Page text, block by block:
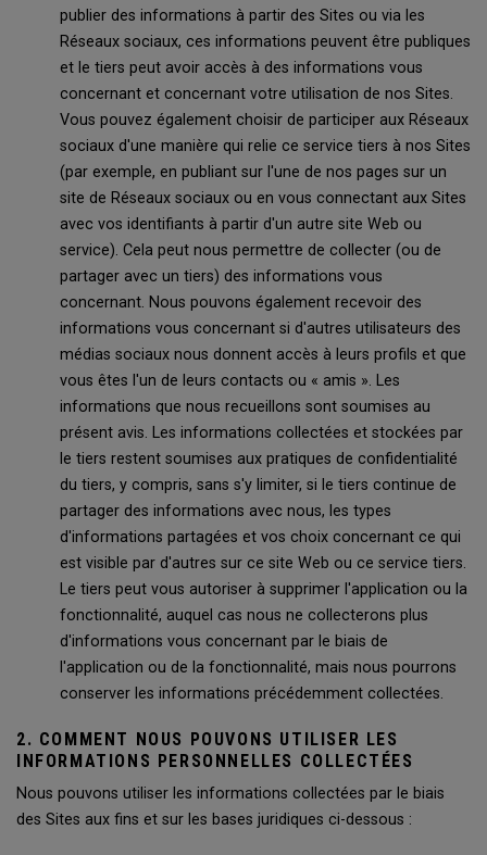
publier des informations à partir des Sites ou via les
Réseaux sociaux, ces informations peuvent être publiques
et le tiers peut avoir accès à des informations vous
concernant et concernant votre utilisation de nos Sites.
Vous pouvez également choisir de participer aux Réseaux
sociaux d'une manière qui relie ce service tiers à nos Sites
(par exemple, en publiant sur l'une de nos pages sur un
site de Réseaux sociaux ou en vous connectant aux Sites
avec vos identifiants à partir d'un autre site Web ou
service). Cela peut nous permettre de collecter (ou de
partager avec un tiers) des informations vous
concernant. Nous pouvons également recevoir des
informations vous concernant si d'autres utilisateurs des
médias sociaux nous donnent accès à leurs profils et que
vous êtes l'un de leurs contacts ou « amis ». Les
informations que nous recueillons sont soumises au
présent avis. Les informations collectées et stockées par
le tiers restent soumises aux pratiques de confidentialité
du tiers, y compris, sans s'y limiter, si le tiers continue de
partager des informations avec nous, les types
d'informations partagées et vos choix concernant ce qui
est visible par d'autres sur ce site Web ou ce service tiers.
Le tiers peut vous autoriser à supprimer l'application ou la
fonctionnalité, auquel cas nous ne collecterons plus
d'informations vous concernant par le biais de
l'application ou de la fonctionnalité, mais nous pourrons
conserver les informations précédemment collectées.
2. COMMENT NOUS POUVONS UTILISER LES
INFORMATIONS PERSONNELLES COLLECTÉES
Nous pouvons utiliser les informations collectées par le biais
des Sites aux fins et sur les bases juridiques ci-dessous :